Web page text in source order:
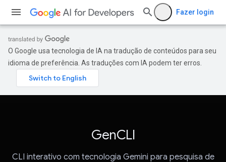
Fazer login
O Google usa tecnologia de IA na tradução de conteúdos para seu
idioma de preferência. As traduções com IA podem ter erros.
GenCLI
CLI interativo com tecnologia Gemini para pesquisa de